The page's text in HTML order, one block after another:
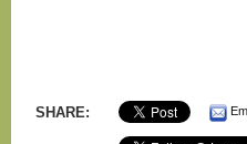
SHARE: